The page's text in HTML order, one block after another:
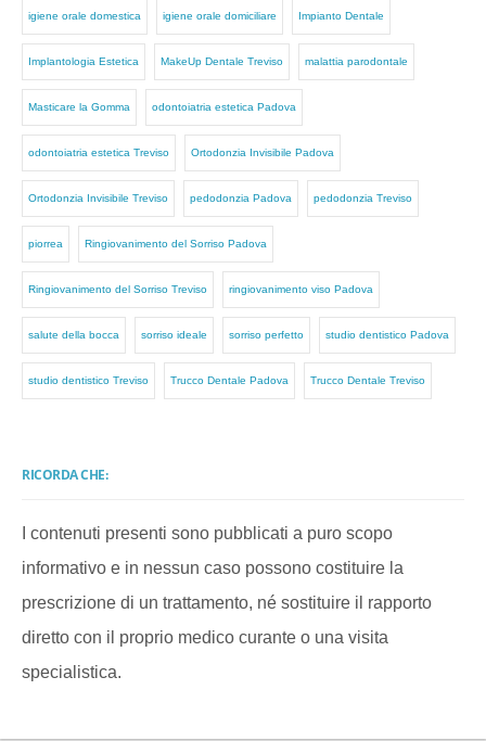
igiene orale domestica igiene orale domiciliare Impianto Dentale
Implantologia Estetica MakeUp Dentale Treviso malattia parodontale
Masticare la Gomma odontoiatria estetica Padova
odontoiatria estetica Treviso Ortodonzia Invisibile Padova
Ortodonzia Invisibile Treviso pedodonzia Padova pedodonzia Treviso
piorrea Ringiovanimento del Sorriso Padova
Ringiovanimento del Sorriso Treviso ringiovanimento viso Padova
salute della bocca sorriso ideale sorriso perfetto studio dentistico Padova
studio dentistico Treviso Trucco Dentale Padova Trucco Dentale Treviso
RICORDA CHE:
I contenuti presenti sono pubblicati a puro scopo
informativo e in nessun caso possono costituire la
prescrizione di un trattamento, né sostituire il rapporto
diretto con il proprio medico curante o una visita
specialistica.